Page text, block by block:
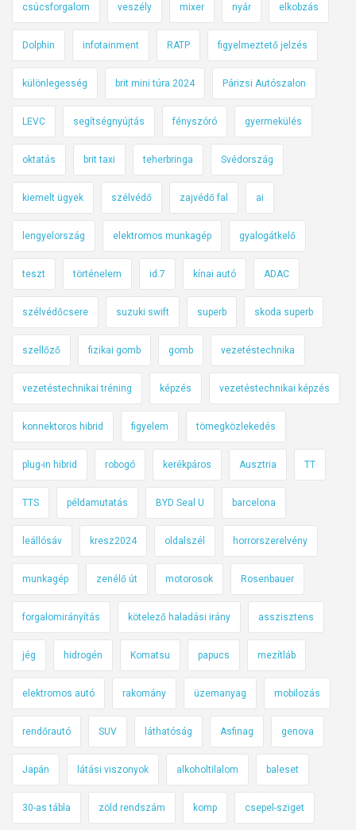
csúcsforgalom veszély mixer nyár elkobzás
Dolphin infotainment RATP figyelmeztető jelzés
különlegesség brit mini túra 2024 Párizsi Autószalon
LEVC segítségnyújtás fényszóró gyermekülés
oktatás brit taxi teherbringa Svédország
kiemelt ügyek szélvédő zajvédő fal ai
lengyelország elektromos munkagép gyalogátkelő
teszt történelem id.7 kínai autó ADAC
szélvédőcsere suzuki swift superb skoda superb
szellőző fizikai gomb gomb vezetéstechnika
vezetéstechnikai tréning képzés vezetéstechnikai képzés
konnektoros hibrid figyelem tömegközlekedés
plug-in hibrid robogó kerékpáros Ausztria TT
TTS példamutatás BYD Seal U barcelona
leállósáv kresz2024 oldalszél horrorszerelvény
munkagép zenélő út motorosok Rosenbauer
forgalomirányítás kötelező haladási irány asszisztens
jég hidrogén Komatsu papucs mezítláb
elektromos autó rakomány üzemanyag mobilozás
rendőrautó SUV láthatóság Asfinag genova
Japán látási viszonyok alkoholtilalom baleset
30-as tábla zöld rendszám komp csepel-sziget